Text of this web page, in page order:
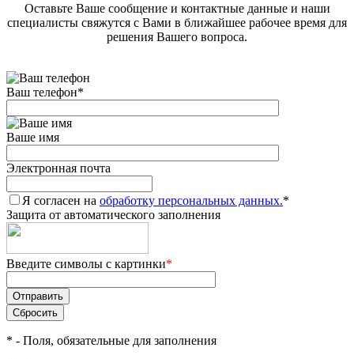
Оставьте Ваше сообщение и контактные данные и наши
специалисты свяжутся с Вами в ближайшее рабочее время для
решения Вашего вопроса.
Ваш телефон*
Ваше имя
Электронная почта
Я согласен на обработку персональных данных.*
Защита от автоматического заполнения
Введите символы с картинки*
* - Поля, обязательные для заполнения